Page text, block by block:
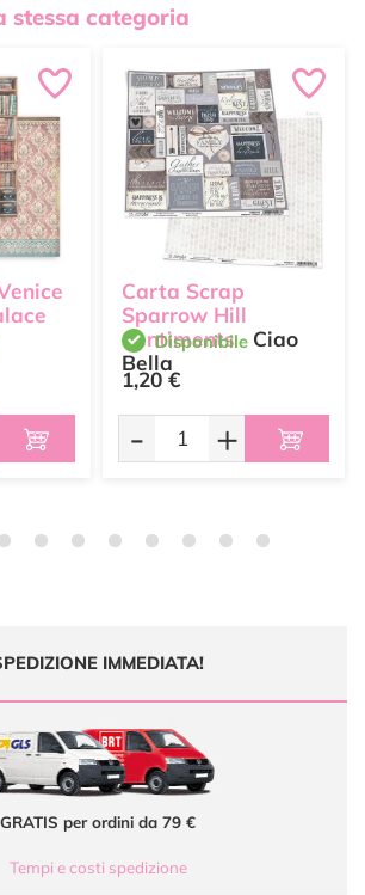
stessa categoria
Carta Scrap
Sparrow Hill
Sentiments Ciao
Bella
Disponibile
1,20 €
- +
IMMEDIATA!
GRATIS per ordini da 79 €
Tempi e costi spedizione